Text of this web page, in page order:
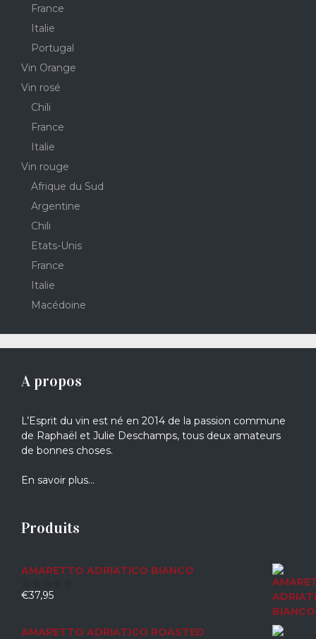
France
Italie
Portugal
Vin Orange
Vin rosé
Chili
France
Italie
Vin rouge
Afrique du Sud
Argentine
Chili
Etats-Unis
France
Italie
Macédoine
A propos
L’Esprit du vin est né en 2014 de la passion commune
de Raphaël et Julie Deschamps, tous deux amateurs
de bonnes choses.
En savoir plus…
Produits
AMARETTO ADRIATICO BIANCO
0
€37,95
AMARETTO ADRIATICO ROASTED